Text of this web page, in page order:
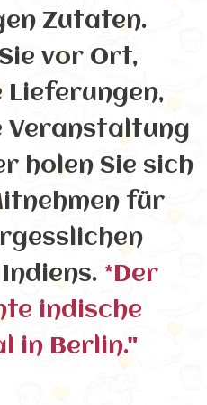
Zutaten.
vor Ort,
Lieferungen,
Veranstaltung
holen Sie sich
für
*Der
indische
in Berlin."